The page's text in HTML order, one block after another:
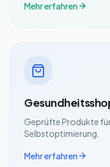
Mehr erfahren
Geprüfte Produkte
Selbstoptimierung.
Mehr erfahren